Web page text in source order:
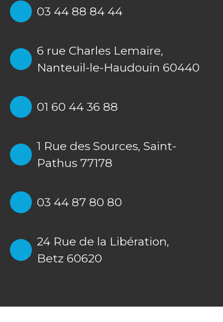
03 44 88 84 44
6 rue Charles Lemaire,
Nanteuil-le-Haudouin 60440
01 60 44 36 88
1 Rue des Sources, Saint-
Pathus 77178
03 44 87 80 80
24 Rue de la Libération,
Betz 60620